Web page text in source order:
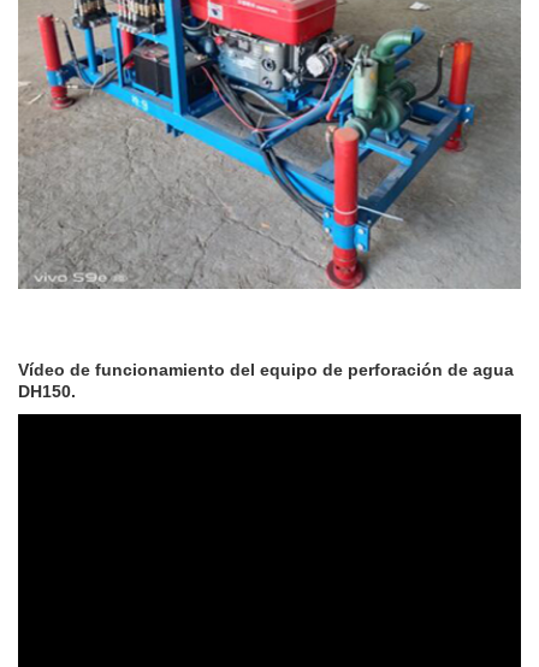
Vídeo de funcionamiento del equipo de perforación de agua
DH150.